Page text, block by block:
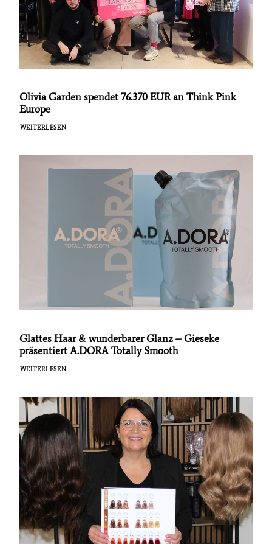
Olivia Garden spendet 76.370 EUR an Think Pink
Europe
WEITERLESEN
Glattes Haar & wunderbarer Glanz – Gieseke
präsentiert A.DORA Totally Smooth
WEITERLESEN